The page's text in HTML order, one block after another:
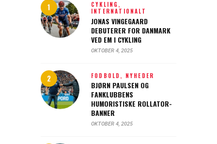
CYKLING,
INTERNATIONALT
JONAS VINGEGAARD
DEBUTERER FOR DANMARK
VED EM I CYKLING
OKTOBER 4, 2025
FODBOLD, NYHEDER
BJØRN PAULSEN OG
FANKLUBBENS
HUMORISTISKE ROLLATOR-
BANNER
OKTOBER 4, 2025